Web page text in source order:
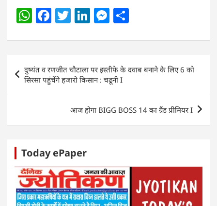
W
at
s
A
p
F
c
e
b
o
k
T
itt
er
Li
k
e
dI
n
M
ss
e
n
g
er
ar
e
navigation
दुष्यंत व रणजीत चौटाला पर इस्तीफे के दवाब बनाने के लिए 6 को
सिरसा पहुंचेंगे हजारो किसान : चढूनी I
आज होगा BIGG BOSS 14 का ग्रैंड प्रीमियर I
Today ePaper